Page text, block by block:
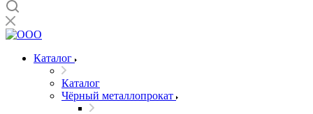
Каталог
Каталог
Чёрный металлопрокат